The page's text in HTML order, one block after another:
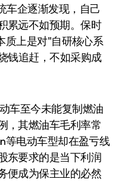
车企逐渐发现，自己
累远不如预期。保时
质上是对"自研核心系
钱追赶，不如采购成
车至今未能复制燃油
，其燃油车毛利率常
等电动车型却在盈亏线
东要求的是当下利润
便成为保主业的必然